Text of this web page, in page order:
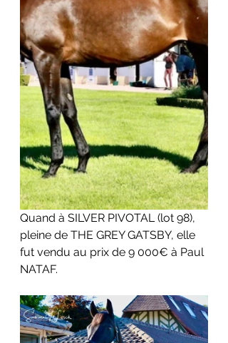
Quand à SILVER PIVOTAL (lot 98),
pleine de THE GREY GATSBY, elle
fut vendu au prix de 9 000€ à Paul
NATAF.